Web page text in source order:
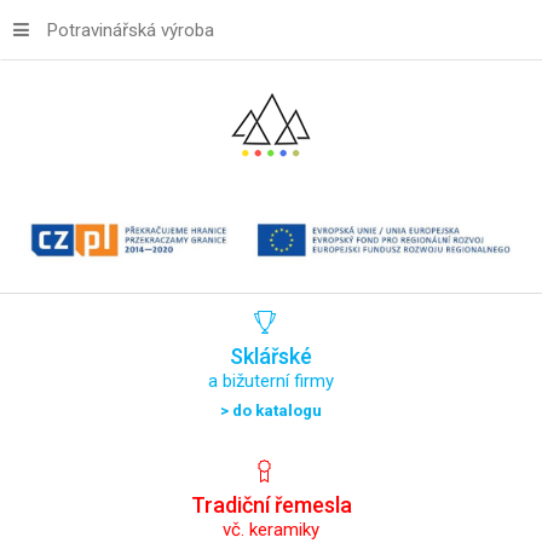
Potravinářská výroba
Sklářské
a bižuterní firmy
> do katalogu
Tradiční řemesla
vč. keramiky